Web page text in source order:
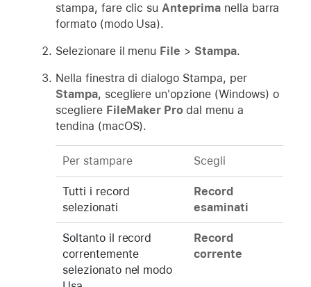
stampa, fare clic suAnteprimanella barra
formato (modo Usa).
Selezionare il menu File > Stampa.
Nella finestra di dialogo Stampa, per
Stampa, scegliere un'opzione (Windows) o
scegliere FileMaker Prodal menu a
tendina (macOS).
Per stampare Scegli
Tutti i record
selezionati
Record
esaminati
Soltanto il record
correntemente
selezionato nel modo
Record
corrente